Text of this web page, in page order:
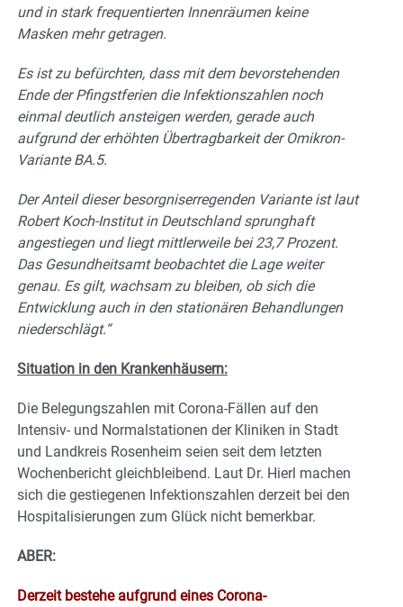
und in stark frequentierten Innenräumen keine
Masken mehr getragen.
Es ist zu befürchten, dass mit dem bevorstehenden
Ende der Pfingstferien die Infektionszahlen noch
einmal deutlich ansteigen werden, gerade auch
aufgrund der erhöhten Übertragbarkeit der Omikron-
Variante BA.5.
Der Anteil dieser besorgniserregenden Variante ist laut
Robert Koch-Institut in Deutschland sprunghaft
angestiegen und liegt mittlerweile bei 23,7 Prozent.
Das Gesundheitsamt beobachtet die Lage weiter
genau. Es gilt, wachsam zu bleiben, ob sich die
Entwicklung auch in den stationären Behandlungen
niederschlägt.“
Situation in den Krankenhäusern:
Die Belegungszahlen mit Corona-Fällen auf den
Intensiv- und Normalstationen der Kliniken in Stadt
und Landkreis Rosenheim seien seit dem letzten
Wochenbericht gleichbleibend. Laut Dr. Hierl machen
sich die gestiegenen Infektionszahlen derzeit bei den
Hospitalisierungen zum Glück nicht bemerkbar.
ABER:
Derzeit bestehe aufgrund eines Corona-